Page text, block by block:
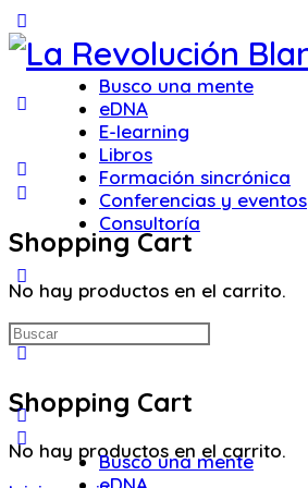
Panel
Busco una mente
eDNA
E-learning
Libros
Formación sincrónica
Conferencias y eventos
Consultoría
options
Shopping Cart
No hay productos en el carrito.
Shopping Cart
No hay productos en el carrito.
Buscar:
Busco una mente